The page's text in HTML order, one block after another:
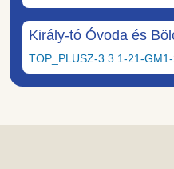
Király-tó Óvoda és
TOP_PLUSZ-3.3.1-21-